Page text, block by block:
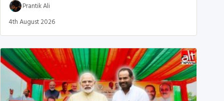
Prantik Ali
4th August 2026